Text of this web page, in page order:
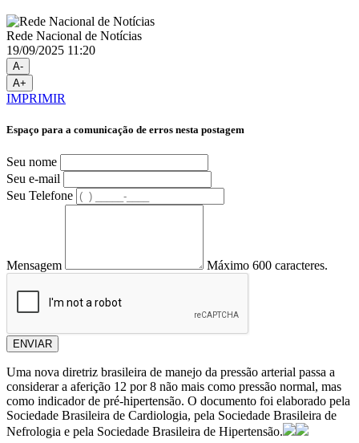
Rede Nacional de Notícias
19/09/2025 11:20
A-
A+
IMPRIMIR
Espaço para a comunicação de erros nesta postagem
Seu nome
Seu e-mail
Seu Telefone
Mensagem Máximo 600 caracteres.
ENVIAR
Uma nova diretriz brasileira de manejo da pressão arterial passa a
considerar a aferição 12 por 8 não mais como pressão normal, mas
como indicador de pré-hipertensão. O documento foi elaborado pela
Sociedade Brasileira de Cardiologia, pela Sociedade Brasileira de
Nefrologia e pela Sociedade Brasileira de Hipertensão.